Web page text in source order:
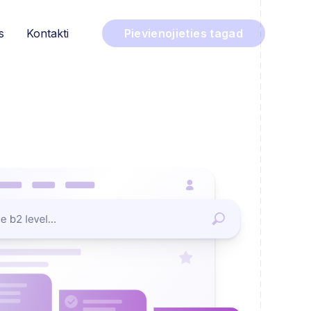
Kontakti Pievienojieties tagad